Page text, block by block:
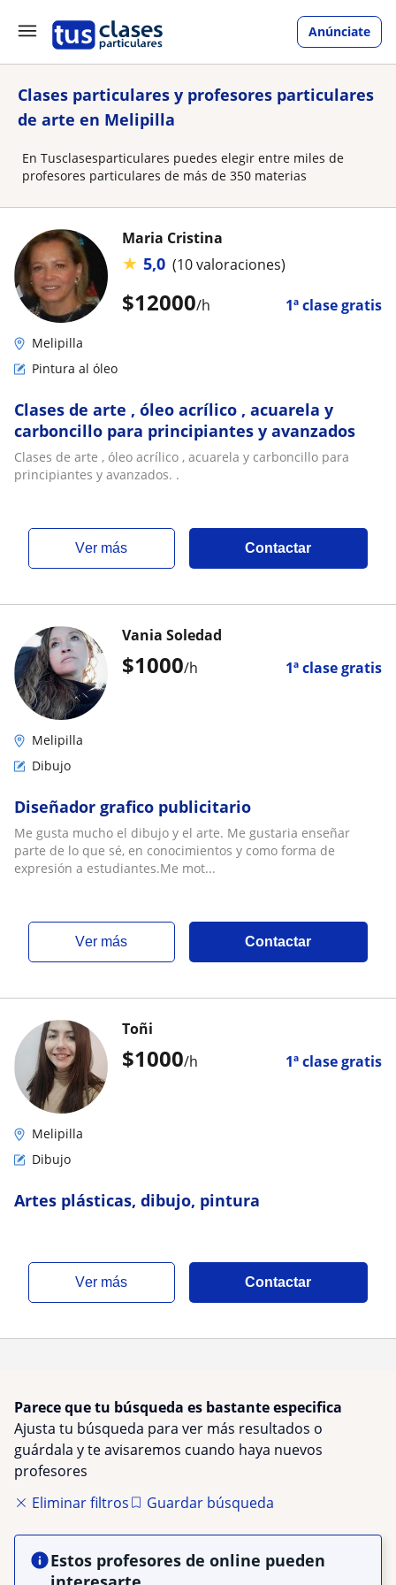
Anúnciate
Clases particulares y profesores particulares
de arte en Melipilla
En Tusclasesparticulares puedes elegir entre miles de
profesores particulares de más de 350 materias
$12000/h 1ª clase gratis
Maria Cristina
★ 5,0 (10 valoraciones)
Melipilla
Pintura al óleo
Clases de arte , óleo acrílico , acuarela y
carboncillo para principiantes y avanzados
Clases de arte , óleo acrílico , acuarela y carboncillo para
principiantes y avanzados. .
ver más Contactar
$1000/h 1ª clase gratis
Vania Soledad
Melipilla
Dibujo
Diseñador grafico publicitario
Me gusta mucho el dibujo y el arte. Me gustaria enseñar
parte de lo que sé, en conocimientos y como forma de
expresión a estudiantes.Me mot...
ver más Contactar
$1000/h 1ª clase gratis
Toñi
Melipilla
Dibujo
Artes plásticas, dibujo, pintura
ver más Contactar
Parece que tu búsqueda es bastante especifica
Ajusta tu búsqueda para ver más resultados o
guárdala y te avisaremos cuando haya nuevos
profesores
Eliminar filtros
Guardar búsqueda
Estos profesores de online pueden